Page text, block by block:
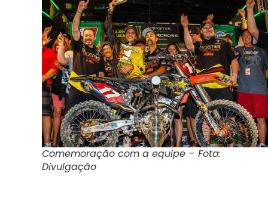
Comemoração com a equipe – Foto:
Divulgação